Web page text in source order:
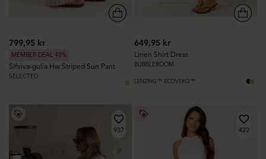
799,95 kr
MEMBER DEAL 40%
Slfviva-gulia Hw Striped Sun Pant
SELECTED
649,95 kr
Linen Shirt Dress
BUBBLEROOM
LENZING™ ECOVERO™
937 422